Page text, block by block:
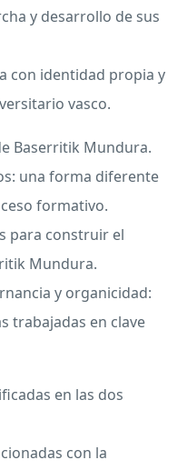
y desarrollo de sus
con identidad propia y
vasco.
Baserritik Mundura.
una forma diferente
formativo.
para construir el
Mundura.
y organicidad:
trabajadas en clave
en las dos
con la